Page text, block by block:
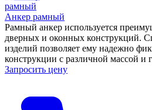
Анкер рамный
Рамный анкер используется
дверных и оконных конструкций.
изделий позволяет ему надежно
конструкции с различной массой и
Запросить цену